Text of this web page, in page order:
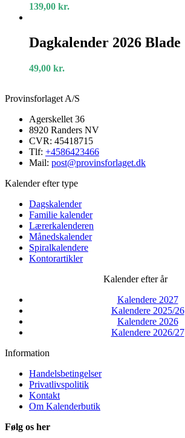
139,00 kr.
2026
Blade
Dagkalender 2026 Blade
49,00 kr.
Provinsforlaget A/S
Agerskellet 36
8920 Randers NV
CVR: 45418715
Tlf: +4586423466
Mail: post@provinsforlaget.dk
Kalender efter type
Dagskalender
Familie kalender
Lærerkalenderen
Månedskalender
Spiralkalendere
Kontorartikler
Kalender efter år
Kalendere 2027
Kalendere 2025/26
Kalendere 2026
Kalendere 2026/27
Information
Handelsbetingelser
Privatlivspolitik
Kontakt
Om Kalenderbutik
Følg os her